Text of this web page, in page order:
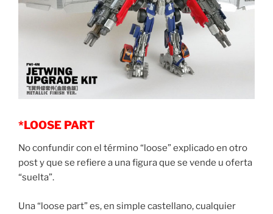
*LOOSE PART
No confundir con el término “loose” explicado en otro
post y que se refiere a una figura que se vende u oferta
“suelta”.
Una “loose part” es, en simple castellano, cualquier